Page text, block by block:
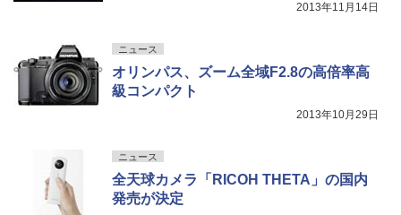
2013年11月14日
ニュース
オリンパス、ズーム全域F2.8の高倍率高
級コンパクト
2013年10月29日
ニュース
全天球カメラ「RICOH THETA」の国内
発売が決定